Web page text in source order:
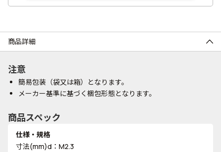
商品詳細
注意
簡易包装（袋又は箱）となります。
メーカー基準に基づく梱包形態となります。
商品スペック
仕様・規格
寸法(mm)d：M2.3